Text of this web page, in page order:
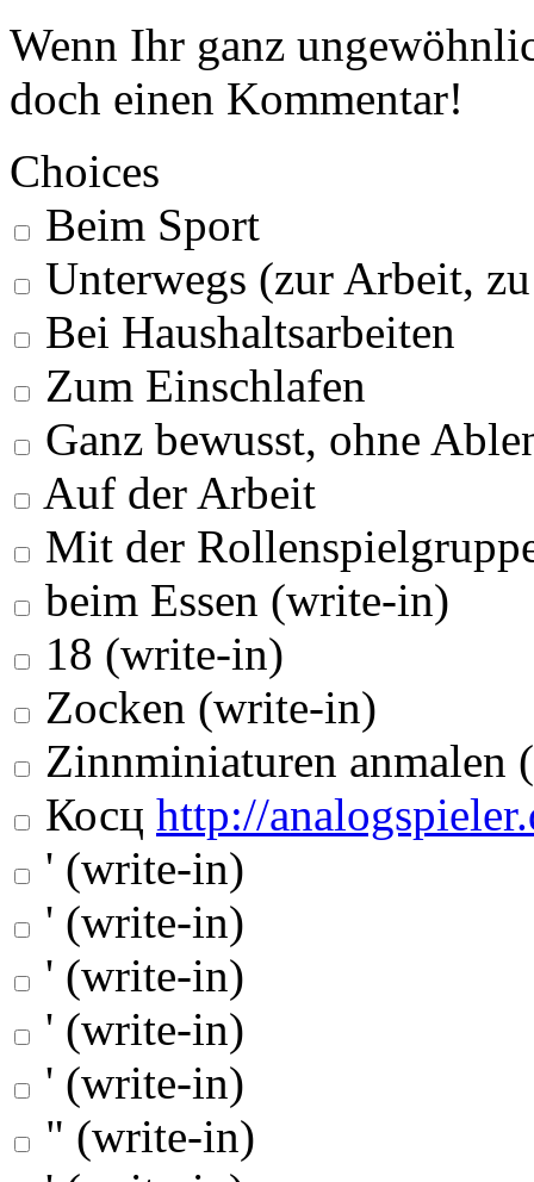
Wenn Ihr ganz
doch einen Kommentar!
Choices
Beim Sport
Unterwegs (zur Arbeit,
Bei Haushaltsarbeiten
Zum Einschlafen
Ganz bewusst, ohne
Auf der Arbeit
Mit der
beim Essen (write-in)
18 (write-in)
Zocken (write-in)
Zinnminiaturen anmalen
Косц http://
' (write-in)
' (write-in)
' (write-in)
' (write-in)
' (write-in)
" (write-in)